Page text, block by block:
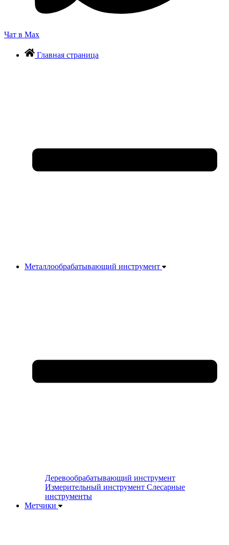
Чат в Max
Главная страница
Металлообрабатывающий инструмент
Деревообрабатывающий инструмент
Измерительный инструмент Слесарные
инструменты
Метчики